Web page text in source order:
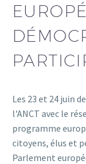
Les 23 et 24 juin
l'ANCT avec le
programme
citoyens, élus et
Parlement